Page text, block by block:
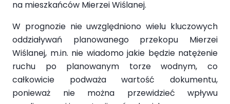
na mieszkańców Mierzei Wiślanej.
W prognozie nie uwzględniono wielu kluczowych
oddziaływań planowanego przekopu Mierzei
Wiślanej, m.in. nie wiadomo jakie będzie natężenie
ruchu po planowanym torze wodnym, co
całkowicie podważa wartość dokumentu,
ponieważ nie można przewidzieć wpływu